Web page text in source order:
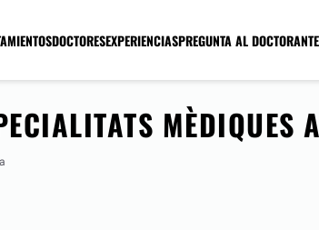
DOCTORESEXPERIENCIASPREGUNTA AL DOCTOR
MÈDIQUES